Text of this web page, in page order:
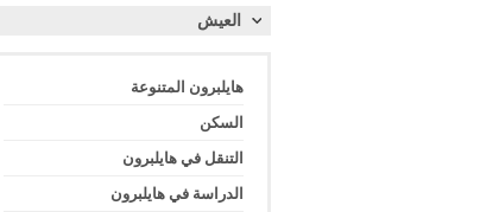
العيش
هايلبرون المتنوعة
السكن
التنقل في هايلبرون
الدراسة في هايلبرون